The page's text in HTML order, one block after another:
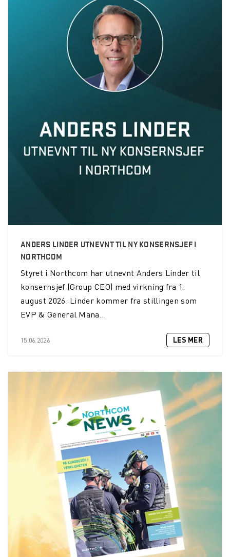
ANDERS LINDER UTNEVNT TIL NY KONSERNSJEF I
NORTHCOM
Styret i Northcom har utnevnt Anders Linder til
konsernsjef (Group CEO) med virkning fra 1.
august 2026. Linder kommer fra stillingen som
EVP & General Mana...
15.06.2026 LES MER